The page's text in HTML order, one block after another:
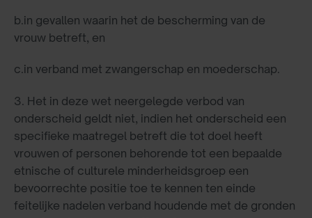
b.in gevallen waarin het de bescherming van de
vrouw betreft, en
c.in verband met zwangerschap en moederschap.
3. Het in deze wet neergelegde verbod van
onderscheid geldt niet, indien het onderscheid een
specifieke maatregel betreft die tot doel heeft
vrouwen of personen behorende tot een bepaalde
etnische of culturele minderheidsgroep een
bevoorrechte positie toe te kennen ten einde
feitelijke nadelen verband houdende met de gronden